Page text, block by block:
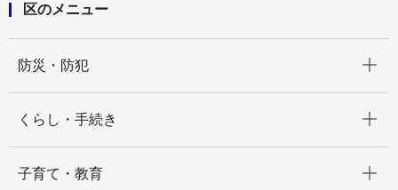
区のメニュー
防災・防犯
くらし・手続き
子育て・教育